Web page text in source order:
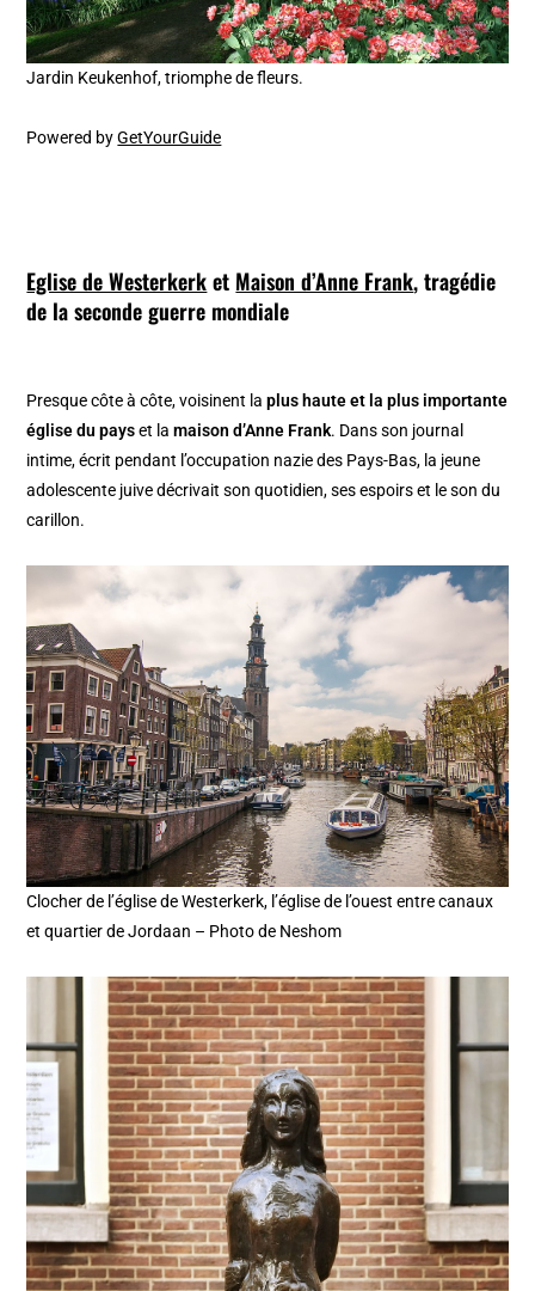
Jardin Keukenhof, triomphe de fleurs.
Powered byGetYourGuide
Eglise de Westerkerket Maison d’Anne Frank, tragédie
de la seconde guerre mondiale
Presque côte à côte, voisinent laplus haute et la plus importante
église du payset lamaison d’Anne Frank. Dans son journal
intime, écrit pendant l’occupation nazie des Pays-Bas, la jeune
adolescente juive décrivait son quotidien, ses espoirs et le son du
carillon.
Clocher de l’église de Westerkerk, l’église de l’ouest entre canaux
et quartier de Jordaan – Photo de Neshom